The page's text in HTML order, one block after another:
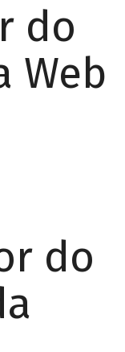
do
Web
do